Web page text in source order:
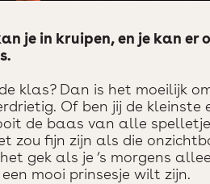
je in kruipen, en je kan er
klas? Dan is het moeilijk
Of ben jij de kleinste
de baas van alle
zou fijn zijn als die
gek als je ’s morgens
mooi prinsesje wilt zijn.